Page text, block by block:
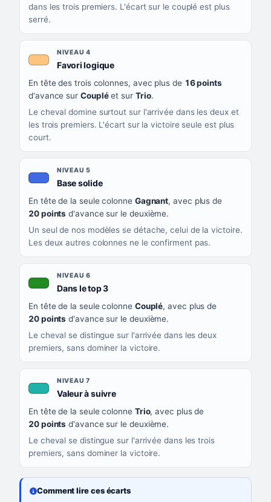
dans les trois premiers. L'écart sur le couplé est plus
serré.
NIVEAU 4
Favori logique, couleur orange clair
En tête des trois colonnes, avec plus de 16 points
d'avance sur Coupléet sur Trio.
Le cheval domine surtout sur l'arrivée dans les deux et
les trois premiers. L'écart sur la victoire seule est plus
court.
NIVEAU 5
Base solide, couleur bleu roi
En tête de la seule colonne Gagnant, avec plus de
20 points d'avance sur le deuxième.
Un seul de nos modèles se détache, celui de la victoire.
Les deux autres colonnes ne le confirment pas.
NIVEAU 6
Dans le top 3, couleur verte
En tête de la seule colonne Couplé, avec plus de
20 points d'avance sur le deuxième.
Le cheval se distingue sur l'arrivée dans les deux
premiers, sans dominer la victoire.
NIVEAU 7
Valeur à suivre, couleur turquoise
En tête de la seule colonne Trio, avec plus de
20 points d'avance sur le deuxième.
Le cheval se distingue sur l'arrivée dans les trois
premiers, sans dominer la victoire.
Comment lire ces écarts